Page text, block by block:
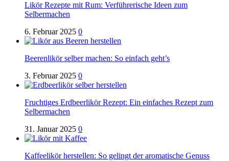
Likör Rezepte mit Rum: Verführerische Ideen zum
Selbermachen
6. Februar 2025 0
Beerenlikör selber machen: So einfach geht’s
3. Februar 2025 0
Fruchtiges Erdbeerlikör Rezept: Ein einfaches Rezept zum
Selbermachen
31. Januar 2025 0
Kaffeelikör herstellen: So gelingt der aromatische Genuss